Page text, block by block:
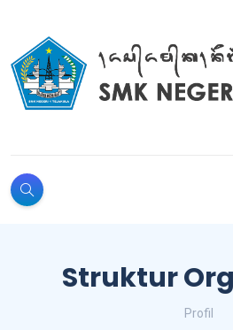
Struktur
Profil